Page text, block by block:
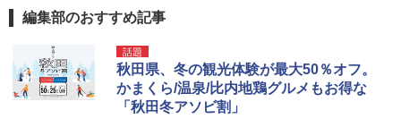
編集部のおすすめ記事
話題
秋田県、冬の観光体験が最大50％オフ。
かまくら/温泉/比内地鶏グルメもお得な
「秋田冬アソビ割」